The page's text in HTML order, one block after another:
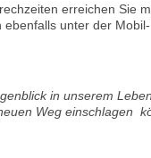
erreichen Sie
ebenfalls unter der
in unserem
Weg einschlagen